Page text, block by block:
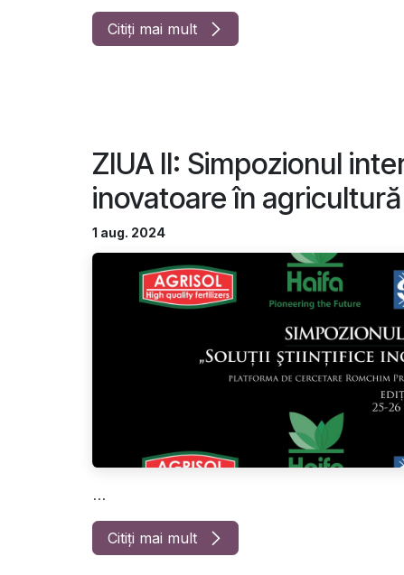
Citiți mai mult
ZIUA II: Simpozionul
inovatoare în
1 aug. 2024
...
Citiți mai mult